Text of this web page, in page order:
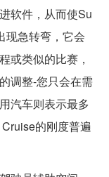
软件，从而使Su
现急转弯，它会
或类似的比赛，
调整-您只会在需
汽车则表示最多
的刚度普遍